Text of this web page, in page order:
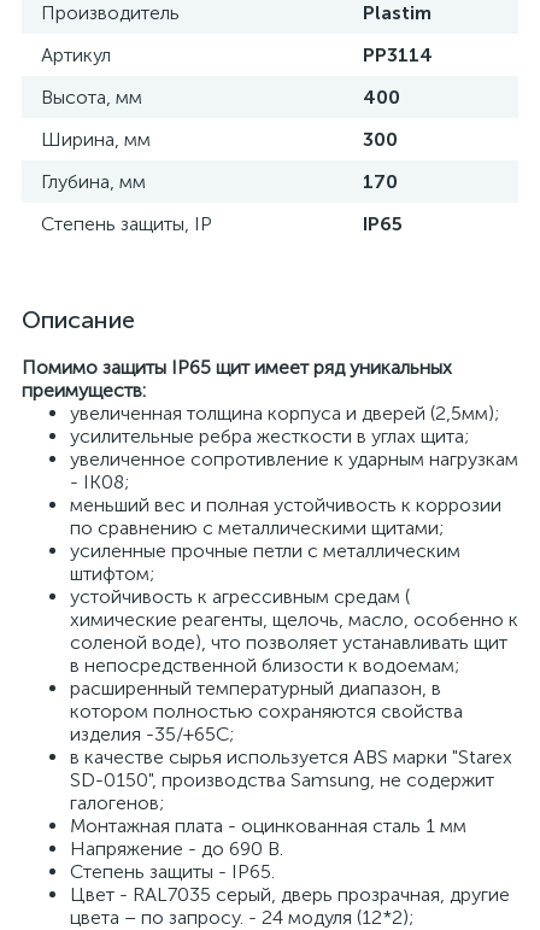
Производитель
Plastim
Артикул
PP3114
Высота, мм
400
Ширина, мм
300
Глубина, мм
170
Степень защиты, IP
IP65
Описание
Помимо защиты IP65 щит имеет ряд уникальных
преимуществ:
увеличенная толщина корпуса и дверей (2,5мм);
усилительные ребра жесткости в углах щита;
увеличенное сопротивление к ударным нагрузкам
- IK08;
меньший вес и полная устойчивость к коррозии
по сравнению с металлическими щитами;
усиленные прочные петли с металлическим
штифтом;
устойчивость к агрессивным средам (
химические реагенты, щелочь, масло, особенно к
соленой воде), что позволяет устанавливать щит
в непосредственной близости к водоемам;
расширенный температурный диапазон, в
котором полностью сохраняются свойства
изделия -35/+65С;
в качестве сырья используется ABS марки "Starex
SD-0150", производства Samsung, не содержит
галогенов;
Монтажная плата - оцинкованная сталь 1 мм
Напряжение - до 690 В.
Степень защиты - IP65.
Цвет - RAL7035 серый, дверь прозрачная, другие
цвета – по запросу. - 24 модуля (12*2);